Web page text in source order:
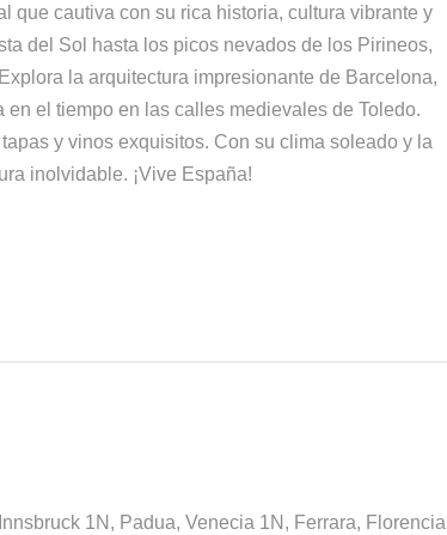
que cautiva con su rica historia, cultura vibrante y
del Sol hasta los picos nevados de los Pirineos,
la arquitectura impresionante de Barcelona,
el tiempo en las calles medievales de Toledo.
y vinos exquisitos. Con su clima soleado y la
inolvidable. ¡Vive España!
1N, Padua, Venecia 1N, Ferrara, Florencia